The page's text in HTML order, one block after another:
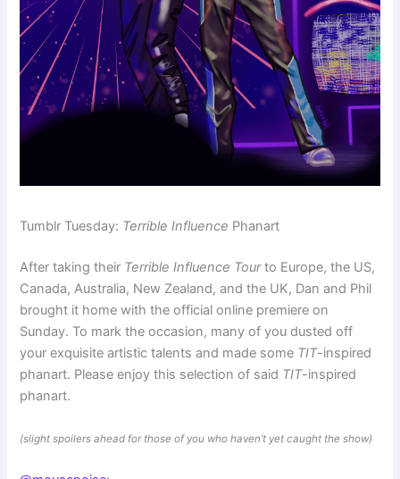
Tumblr Tuesday: Terrible Influence Phanart
After taking their Terrible Influence Tourto Europe, the US,
Canada, Australia, New Zealand, and the UK, Dan and Phil
brought it home with the official online premiere on
Sunday. To mark the occasion, many of you dusted off
your exquisite artistic talents and made some TIT-inspired
phanart. Please enjoy this selection of said TIT-inspired
phanart.
(slight spoilers ahead for those of you who haven’t yet caught the show)